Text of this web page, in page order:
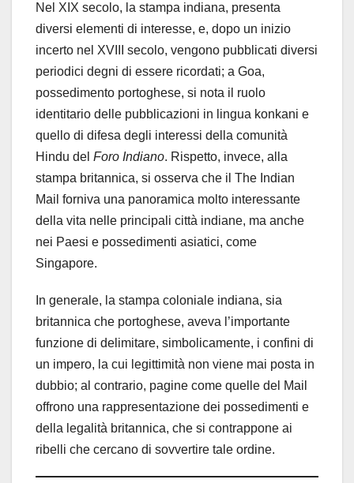
Nel XIX secolo, la stampa indiana, presenta
diversi elementi di interesse, e, dopo un inizio
incerto nel XVIII secolo, vengono pubblicati diversi
periodici degni di essere ricordati; a Goa,
possedimento portoghese, si nota il ruolo
identitario delle pubblicazioni in lingua konkani e
quello di difesa degli interessi della comunità
Hindu del Foro Indiano. Rispetto, invece, alla
stampa britannica, si osserva che il The Indian
Mail forniva una panoramica molto interessante
della vita nelle principali città indiane, ma anche
nei Paesi e possedimenti asiatici, come
Singapore.
In generale, la stampa coloniale indiana, sia
britannica che portoghese, aveva l’importante
funzione di delimitare, simbolicamente, i confini di
un impero, la cui legittimità non viene mai posta in
dubbio; al contrario, pagine come quelle del Mail
offrono una rappresentazione dei possedimenti e
della legalità britannica, che si contrappone ai
ribelli che cercano di sovvertire tale ordine.